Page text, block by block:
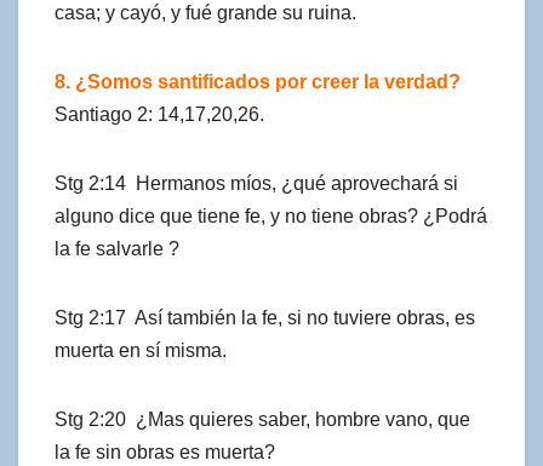
casa; y cayó, y fué grande su ruina.
8. ¿Somos santificados por creer la verdad?
Santiago 2: 14,17,20,26.
Stg 2:14 Hermanos míos, ¿qué aprovechará si
alguno dice que tiene fe, y no tiene obras? ¿Podrá
la fe salvarle ?
Stg 2:17 Así también la fe, si no tuviere obras, es
muerta en sí misma.
Stg 2:20 ¿Mas quieres saber, hombre vano, que
la fe sin obras es muerta?